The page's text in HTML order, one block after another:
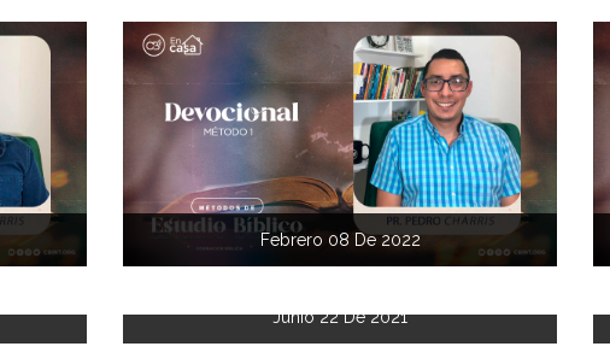
Febrero 08 De 2022
Junio 22 De 2021